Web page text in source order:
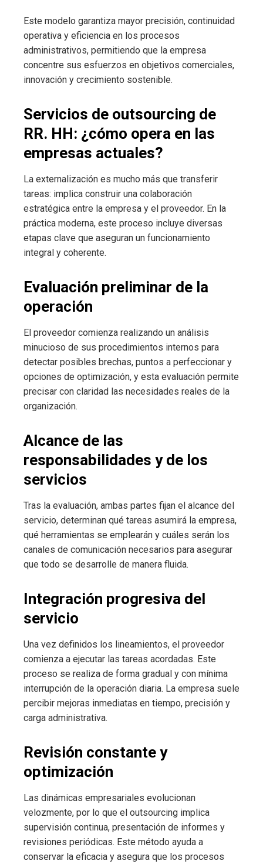
Este modelo garantiza mayor precisión, continuidad
operativa y eficiencia en los procesos
administrativos, permitiendo que la empresa
concentre sus esfuerzos en objetivos comerciales,
innovación y crecimiento sostenible.
Servicios de outsourcing de
RR. HH: ¿cómo opera en las
empresas actuales?
La externalización es mucho más que transferir
tareas: implica construir una colaboración
estratégica entre la empresa y el proveedor. En la
práctica moderna, este proceso incluye diversas
etapas clave que aseguran un funcionamiento
integral y coherente.
Evaluación preliminar de la
operación
El proveedor comienza realizando un análisis
minucioso de sus procedimientos internos para
detectar posibles brechas, puntos a perfeccionar y
opciones de optimización, y esta evaluación permite
precisar con claridad las necesidades reales de la
organización.
Alcance de las
responsabilidades y de los
servicios
Tras la evaluación, ambas partes fijan el alcance del
servicio, determinan qué tareas asumirá la empresa,
qué herramientas se emplearán y cuáles serán los
canales de comunicación necesarios para asegurar
que todo se desarrolle de manera fluida.
Integración progresiva del
servicio
Una vez definidos los lineamientos, el proveedor
comienza a ejecutar las tareas acordadas. Este
proceso se realiza de forma gradual y con mínima
interrupción de la operación diaria. La empresa suele
percibir mejoras inmediatas en tiempo, precisión y
carga administrativa.
Revisión constante y
optimización
Las dinámicas empresariales evolucionan
velozmente, por lo que el outsourcing implica
supervisión continua, presentación de informes y
revisiones periódicas. Este método ayuda a
conservar la eficacia y asegura que los procesos